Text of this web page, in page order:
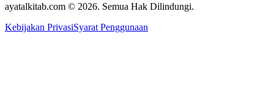
ayatalkitab.com © 2026. Semua Hak Dilindungi.
Kebijakan PrivasiSyarat Penggunaan